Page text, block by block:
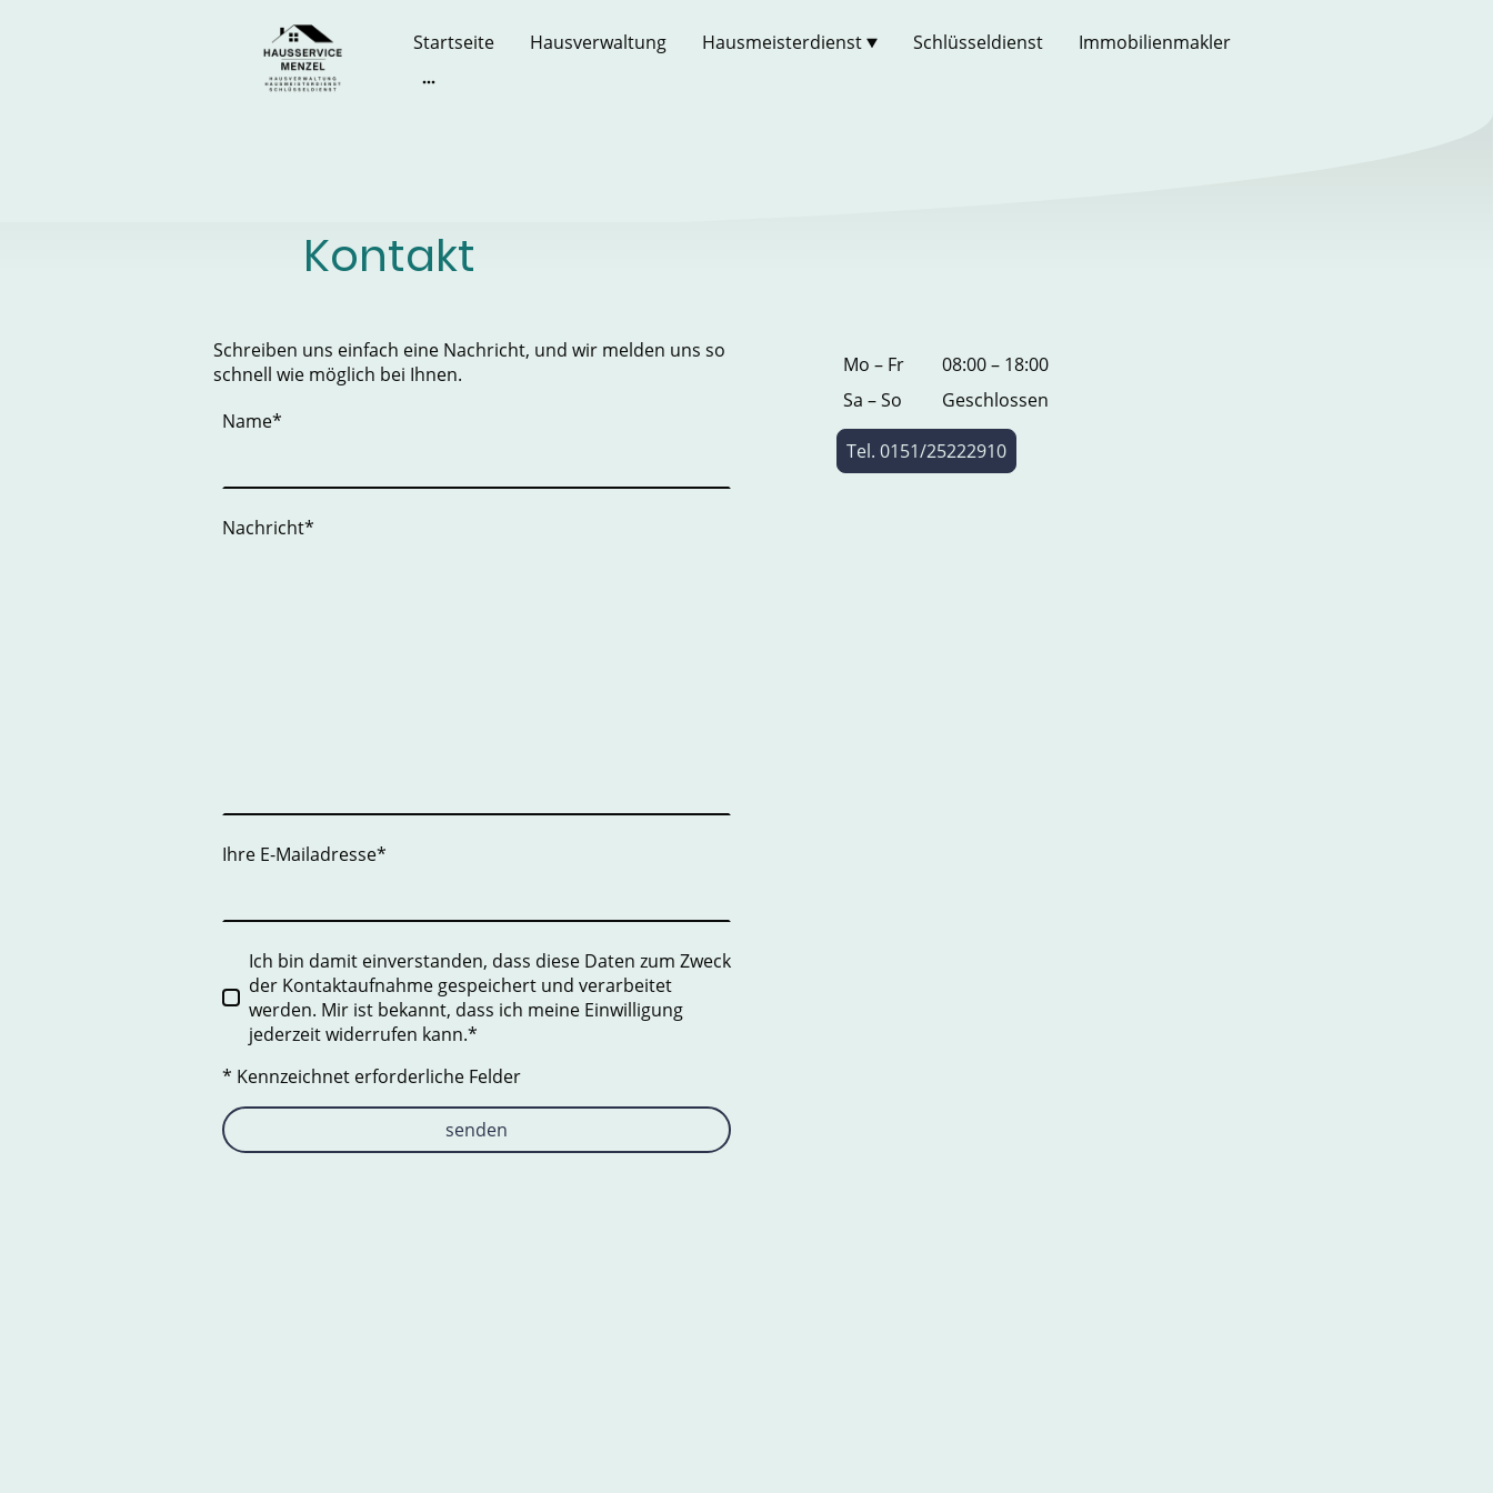
Startseite Hausverwaltung Hausmeisterdienst Schlüsseldienst Immobilienmakler
Kontakt
Schreiben uns einfach eine Nachricht, und wir melden uns so
schnell wie möglich bei Ihnen.
Name*
Nachricht*
Ihre E-Mailadresse*
Ich bin damit einverstanden, dass diese Daten zum Zweck
der Kontaktaufnahme gespeichert und verarbeitet
werden. Mir ist bekannt, dass ich meine Einwilligung
jederzeit widerrufen kann.*
* Kennzeichnet erforderliche Felder
senden
Mo – Fr
08:00 – 18:00
Sa – So
Geschlossen
Tel. 0151/25222910